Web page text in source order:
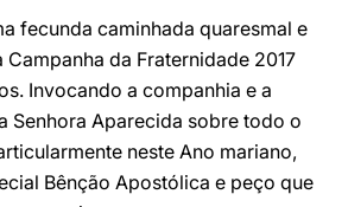
fecunda caminhada quaresmal e
Campanha da Fraternidade 2017
Invocando a companhia e a
Senhora Aparecida sobre todo o
neste Ano mariano,
Bênção Apostólica e peço que